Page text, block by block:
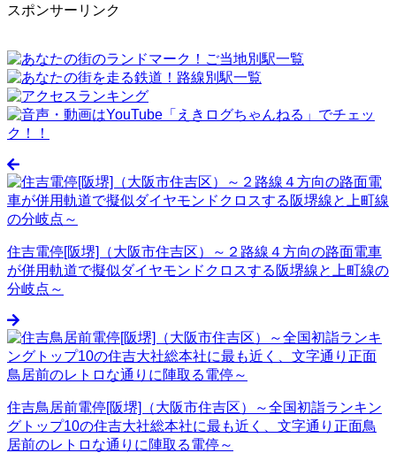
スポンサーリンク
住吉電停[阪堺]（大阪市住吉区）～２路線４方向の路面電車
が併用軌道で擬似ダイヤモンドクロスする阪堺線と上町線の
分岐点～
住吉鳥居前電停[阪堺]（大阪市住吉区）～全国初詣ランキン
グトップ10の住吉大社総本社に最も近く、文字通り正面鳥
居前のレトロな通りに陣取る電停～